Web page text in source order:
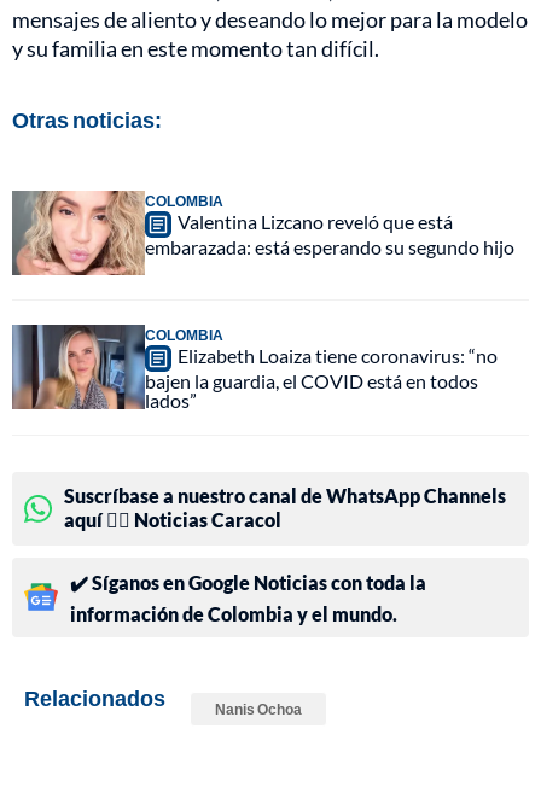
mensajes de aliento y deseando lo mejor para la modelo
y su familia en este momento tan difícil.
Otras noticias:
COLOMBIA
Valentina Lizcano reveló que está
embarazada: está esperando su segundo hijo
COLOMBIA
Elizabeth Loaiza tiene coronavirus: “no
bajen la guardia, el COVID está en todos
lados”
Suscríbase a nuestro canal de WhatsApp Channels
aquí 👉🏻 Noticias Caracol
✔️ Síganos en Google Noticias con toda la
información de Colombia y el mundo.
Relacionados Nanis Ochoa